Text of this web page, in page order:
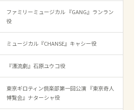
ファミリーミュージカル 『GANG』ランラン
役
ミュージカル『CHANSE』キャシー役
『漂流劇』石原ユウコ役
東京ギロティン倶楽部第一回公演 『東京奇人
博覧会』ナターシャ役